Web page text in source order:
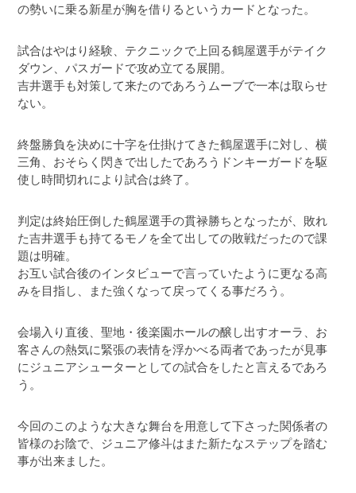
の勢いに乗る新星が胸を借りるというカードとなった。
試合はやはり経験、テクニックで上回る鶴屋選手がテイク
ダウン、パスガードで攻め立てる展開。
吉井選手も対策して来たのであろうムーブで一本は取らせ
ない。
終盤勝負を決めに十字を仕掛けてきた鶴屋選手に対し、横
三角、おそらく閃きで出したであろうドンキーガードを駆
使し時間切れにより試合は終了。
判定は終始圧倒した鶴屋選手の貫禄勝ちとなったが、敗れ
た吉井選手も持てるモノを全て出しての敗戦だったので課
題は明確。
お互い試合後のインタビューで言っていたように更なる高
みを目指し、また強くなって戻ってくる事だろう。
会場入り直後、聖地・後楽園ホールの醸し出すオーラ、お
客さんの熱気に緊張の表情を浮かべる両者であったが見事
にジュニアシューターとしての試合をしたと言えるであろ
う。
今回のこのような大きな舞台を用意して下さった関係者の
皆様のお陰で、ジュニア修斗はまた新たなステップを踏む
事が出来ました。